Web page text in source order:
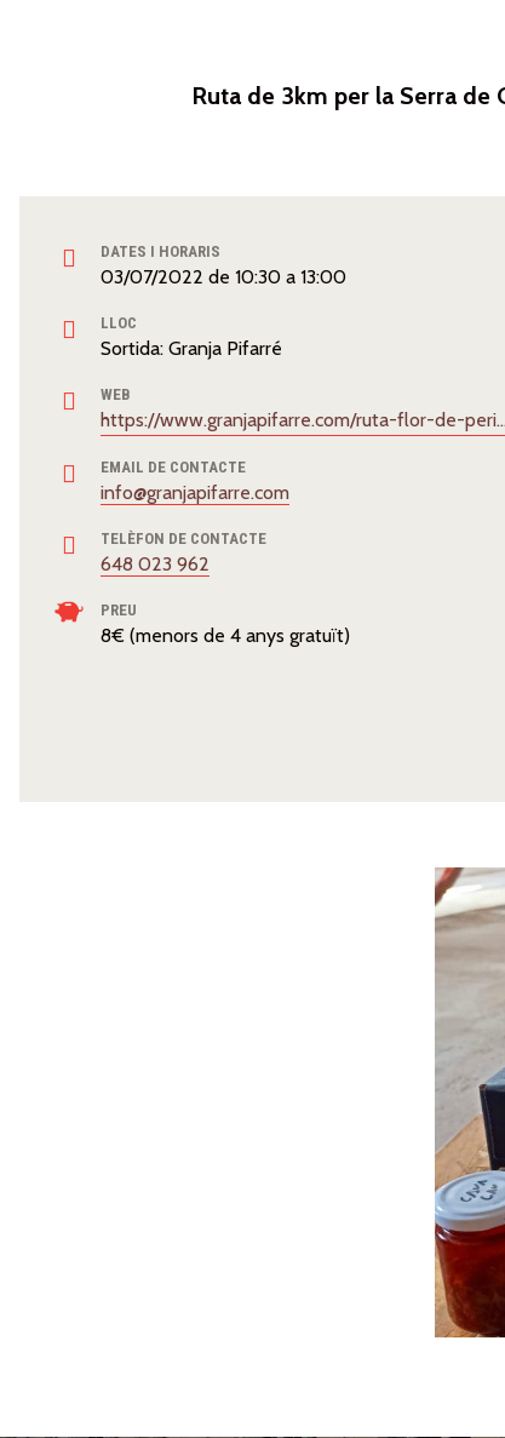
Ruta de 3km per la Serra de
DATES I HORARIS
03/07/2022 de 10:30 a 13:00
LLOC
Sortida: Granja Pifarré
WEB
https://
EMAIL DE CONTACTE
info@granjapifarre.com
TELÈFON DE CONTACTE
648 023 962
PREU
8€ (menors de 4 anys gratuït)